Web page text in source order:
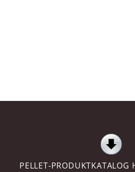
PELLET-PRODUKTKATALOG